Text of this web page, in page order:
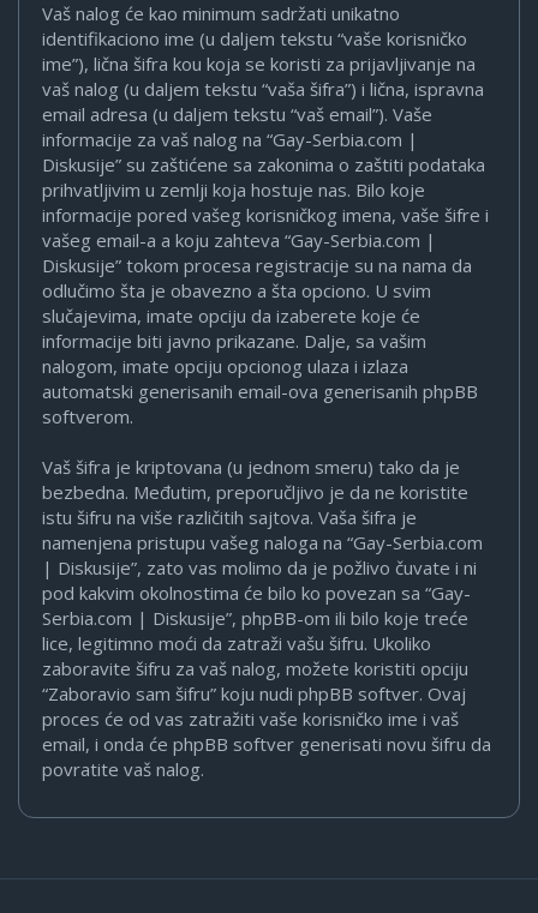
Vaš nalog će kao minimum sadržati unikatno
identifikaciono ime (u daljem tekstu “vaše korisničko
ime”), lična šifra kou koja se koristi za prijavljivanje na
vaš nalog (u daljem tekstu “vaša šifra”) i lična, ispravna
email adresa (u daljem tekstu “vaš email”). Vaše
informacije za vaš nalog na “Gay-Serbia.com |
Diskusije” su zaštićene sa zakonima o zaštiti podataka
prihvatljivim u zemlji koja hostuje nas. Bilo koje
informacije pored vašeg korisničkog imena, vaše šifre i
vašeg email-a a koju zahteva “Gay-Serbia.com |
Diskusije” tokom procesa registracije su na nama da
odlučimo šta je obavezno a šta opciono. U svim
slučajevima, imate opciju da izaberete koje će
informacije biti javno prikazane. Dalje, sa vašim
nalogom, imate opciju opcionog ulaza i izlaza
automatski generisanih email-ova generisanih phpBB
softverom.
Vaš šifra je kriptovana (u jednom smeru) tako da je
bezbedna. Međutim, preporučljivo je da ne koristite
istu šifru na više različitih sajtova. Vaša šifra je
namenjena pristupu vašeg naloga na “Gay-Serbia.com
| Diskusije”, zato vas molimo da je požlivo čuvate i ni
pod kakvim okolnostima će bilo ko povezan sa “Gay-
Serbia.com | Diskusije”, phpBB-om ili bilo koje treće
lice, legitimno moći da zatraži vašu šifru. Ukoliko
zaboravite šifru za vaš nalog, možete koristiti opciju
“Zaboravio sam šifru” koju nudi phpBB softver. Ovaj
proces će od vas zatražiti vaše korisničko ime i vaš
email, i onda će phpBB softver generisati novu šifru da
povratite vaš nalog.